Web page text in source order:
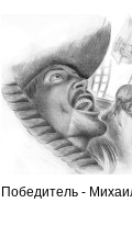
Победитель -